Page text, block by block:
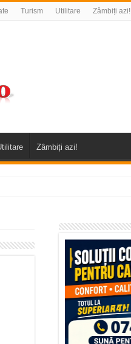
Turism Utilitare Zâmbiți azi!
Zâmbiți azi!